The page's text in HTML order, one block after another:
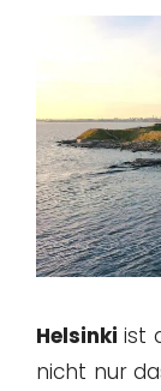
Helsinki ist
nicht nur